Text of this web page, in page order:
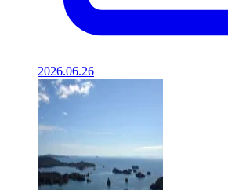
2026.06.26